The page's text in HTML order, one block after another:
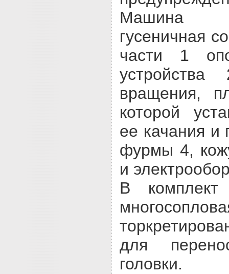
Машина
гусеничная
части 1
вращения,
которой
ее качания и
фурмы 4,
и
В
для
головки.